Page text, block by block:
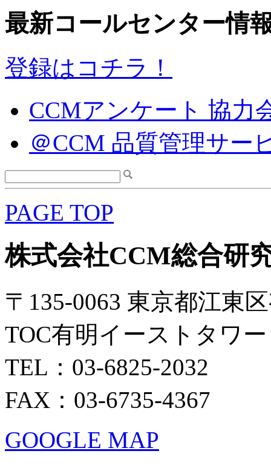
最新コールセンター情
登録はコチラ！
CCMアンケート 協力
＠CCM 品質管理サー
PAGE TOP
株式会社CCM総合研
〒135-0063 東京都江東
TOC有明イーストタワ
TEL：03-6825-2032
FAX：03-6735-4367
GOOGLE MAP